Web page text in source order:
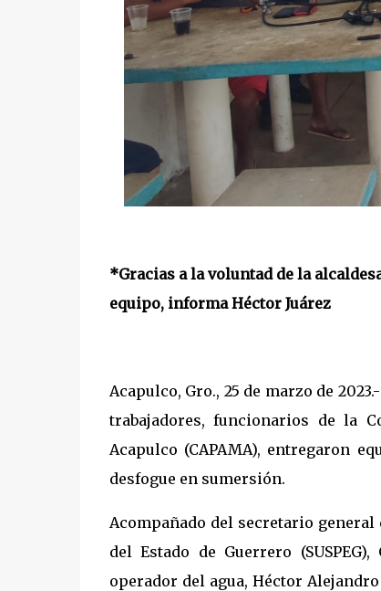
*Gracias a la voluntad de la
equipo, informa Héctor Juárez
Acapulco, Gro., 25 de marzo de
trabajadores, funcionarios de la
Acapulco (CAPAMA), entregaron
desfogue en sumersión.
Acompañado del secretario
del Estado de Guerrero
operador del agua, Héctor